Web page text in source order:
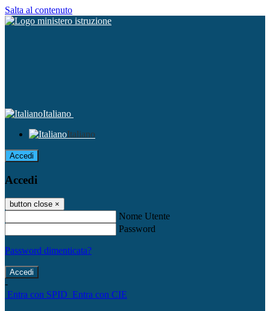
Salta al contenuto
Italiano
Italiano
Accedi
Accedi
button close ×
Nome Utente
Password
Password dimenticata?
-
Entra con SPID Entra con CIE